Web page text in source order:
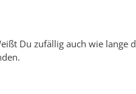
Du zufällig auch wie lange